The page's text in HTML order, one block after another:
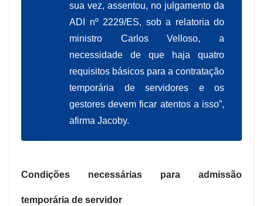
sua vez, assentou, no julgamento da
ADI nº 2229/ES, sob a relatoria do
ministro Carlos Velloso, a
necessidade de que haja quatro
requisitos básicos para a contratação
temporária de servidores e os
gestores devem ficar atentos a isso”,
afirma Jacoby.
Condições necessárias para admissão
temporária de servidor